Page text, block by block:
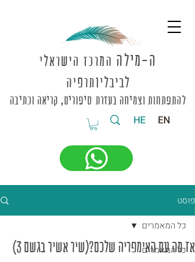
HE EN
ה-מילה המרכז הישראלי
לביבליותרפיה
להתפתחות וצמיחה בעזרת סיפורים, קריאה וכתיבה
פוסט
כל המאמרים
כל המאמרים
אז מה עם האימפריה שלכם?(שיר אשיר בגשם 3)